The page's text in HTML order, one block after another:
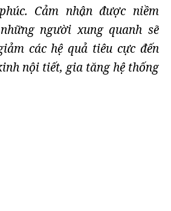
Cảm nhận được niềm
người xung quanh sẽ
các hệ quả tiêu cực đến
nội tiết, gia tăng hệ thống